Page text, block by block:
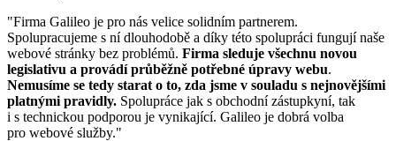
"Firma Galileo je pro nás velice solidním partnerem.
Spolupracujeme s ní dlouhodobě a díky této spolupráci fungují naše
webové stránky bez problémů. Firma sleduje všechnu novou
legislativu a provádí průběžně potřebné úpravy webu.
Nemusíme se tedy starat o to, zda jsme v souladu s nejnovějšími
platnými pravidly. Spolupráce jak s obchodní zástupkyní, tak
i s technickou podporou je vynikající. Galileo je dobrá volba
pro webové služby."